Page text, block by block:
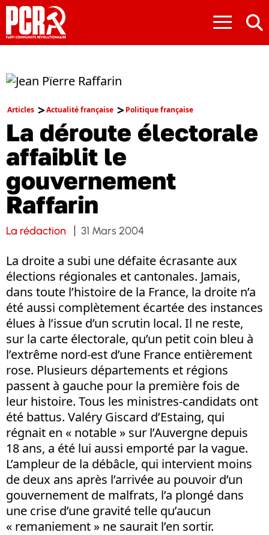
≡
Articles Actualité française Politique française
La déroute électorale
affaiblit le
gouvernement
Raffarin
La rédaction 31 Mars 2004
La droite a subi une défaite écrasante aux
élections régionales et cantonales. Jamais,
dans toute l’histoire de la France, la droite n’a
été aussi complètement écartée des instances
élues à l’issue d’un scrutin local. Il ne reste,
sur la carte électorale, qu’un petit coin bleu à
l’extrême nord-est d’une France entièrement
rose. Plusieurs départements et régions
passent à gauche pour la première fois de
leur histoire. Tous les ministres-candidats ont
été battus. Valéry Giscard d’Estaing, qui
régnait en « notable » sur l’Auvergne depuis
18 ans, a été lui aussi emporté par la vague.
L’ampleur de la débâcle, qui intervient moins
de deux ans après l’arrivée au pouvoir d’un
gouvernement de malfrats, l’a plongé dans
une crise d’une gravité telle qu’aucun
« remaniement » ne saurait l’en sortir.